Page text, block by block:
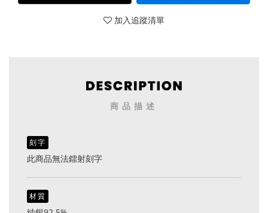
加入追蹤清單
商品描述
刻字
此商品無法鐳射刻字
材質